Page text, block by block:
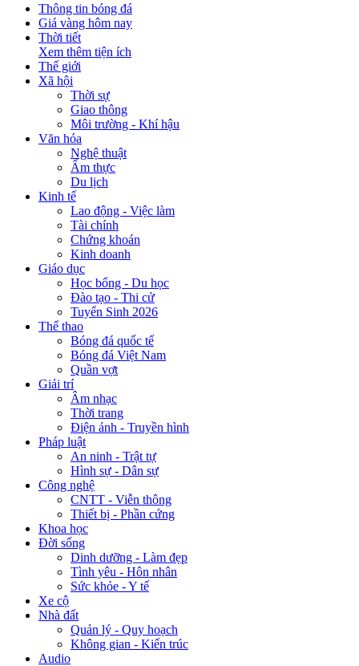
Thông tin bóng đá
Giá vàng hôm nay
Thời tiết
Xem thêm tiện ích
Thế giới
Xã hội
Thời sự
Giao thông
Môi trường - Khí hậu
Văn hóa
Nghệ thuật
Ẩm thực
Du lịch
Kinh tế
Lao động - Việc làm
Tài chính
Chứng khoán
Kinh doanh
Giáo dục
Học bổng - Du học
Đào tạo - Thi cử
Tuyển Sinh 2026
Thể thao
Bóng đá quốc tế
Bóng đá Việt Nam
Quần vợt
Giải trí
Âm nhạc
Thời trang
Điện ảnh - Truyền hình
Pháp luật
An ninh - Trật tự
Hình sự - Dân sự
Công nghệ
CNTT - Viễn thông
Thiết bị - Phần cứng
Khoa học
Đời sống
Dinh dưỡng - Làm đẹp
Tình yêu - Hôn nhân
Sức khỏe - Y tế
Xe cộ
Nhà đất
Quản lý - Quy hoạch
Không gian - Kiến trúc
Audio